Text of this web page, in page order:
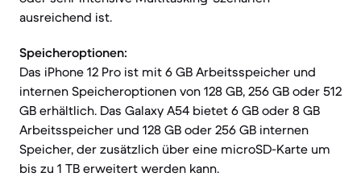
ausreichend ist.
Speicheroptionen:
Das iPhone 12 Pro ist mit 6 GB Arbeitsspeicher und
internen Speicheroptionen von 128 GB, 256 GB oder 512
GB erhältlich. Das Galaxy A54 bietet 6 GB oder 8 GB
Arbeitsspeicher und 128 GB oder 256 GB internen
Speicher, der zusätzlich über eine microSD-Karte um
bis zu 1 TB erweitert werden kann.